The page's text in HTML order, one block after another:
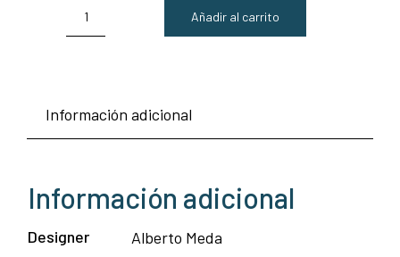
-
alias
Añadir al carrito
Información adicional
Información adicional
Designer
Alberto Meda